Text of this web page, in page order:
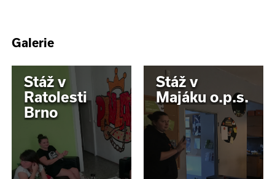
Galerie
Stáž v
Ratolesti
Brno
Stáž v
Majáku o.p.s.